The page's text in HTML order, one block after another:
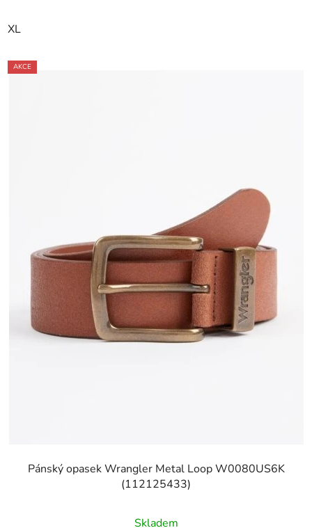
XL
AKCE
Pánský opasek Wrangler Metal Loop W0080US6K
(112125433)
Skladem